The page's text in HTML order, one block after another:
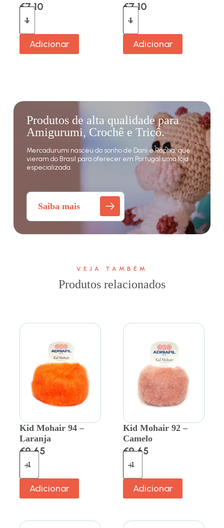
€7.10
Adicionar
€7.10
Adicionar
Produtos de alta qualidade para
Amigurumi, Crochê e Tricô.
Mercadurumi nasceu do sonho de Dani e Rapha, que
vieram do Brasil para oferecer em Portugal uma loja
especializada.
Saiba mais
VEJA TAMBÉM
Produtos relacionados
Kid Mohair 94 –
Laranja
€9.65
Adicionar
Kid Mohair 92 –
Camelo
€9.65
Adicionar